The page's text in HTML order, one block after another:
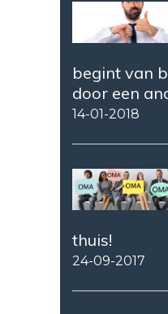
begint van
door een
14-01-2018
thuis!
24-09-2017